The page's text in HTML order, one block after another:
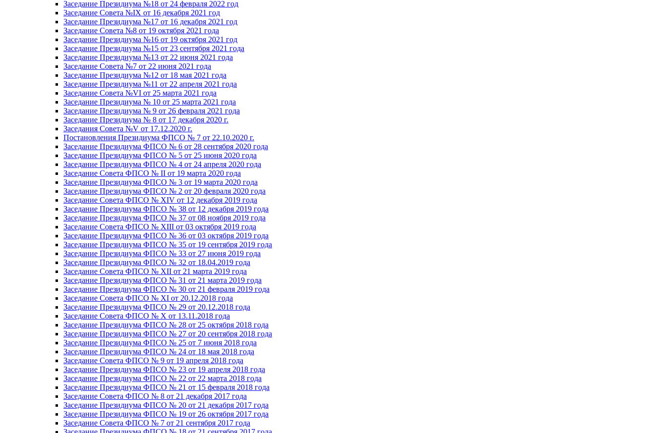
Заседание Президиума №18 от 24 февраля 2022 год
Заседание Совета №IX от 16 декабря 2021 год
Заседание Президиума №17 от 16 декабря 2021 год
Заседание Совета №8 от 19 октября 2021 года
Заседание Президиума №16 от 19 октября 2021 год
Заседание Президиума №15 от 23 сентября 2021 года
Заседание Президиума №13 от 22 июня 2021 года
Заседание Совета №7 от 22 июня 2021 года
Заседание Президиума №12 от 18 мая 2021 года
Заседание Президиума №11 от 22 апреля 2021 года
Заседание Совета №VI от 25 марта 2021 года
Заседание Президиума № 10 от 25 марта 2021 года
Заседание Президиума № 9 от 26 февраля 2021 года
Заседание Президиума № 8 от 17 декабря 2020 г.
Заседания Совета №V от 17.12.2020 г.
Постановления Президиума ФПСО № 7 от 22.10.2020 г.
Заседание Президиума ФПСО № 6 от 28 сентября 2020 года
Заседание Президиума ФПСО № 5 от 25 июня 2020 года
Заседание Президиума ФПСО № 4 от 24 апреля 2020 года
Заседание Совета ФПСО № II от 19 марта 2020 года
Заседание Президиума ФПСО № 3 от 19 марта 2020 года
Заседание Президиума ФПСО № 2 от 20 февраля 2020 года
Заседание Совета ФПСО № XIV от 12 декабря 2019 года
Заседание Президиума ФПСО № 38 от 12 декабря 2019 года
Заседание Президиума ФПСО № 37 от 08 ноября 2019 года
Заседание Совета ФПСО № XIII от 03 октября 2019 года
Заседание Президиума ФПСО № 36 от 03 октября 2019 года
Заседание Президиума ФПСО № 35 от 19 сентября 2019 года
Заседание Президиума ФПСО № 33 от 27 июня 2019 года
Заседание Президиума ФПСО № 32 от 18.04.2019 года
Заседание Совета ФПСО № XII от 21 марта 2019 года
Заседание Президиума ФПСО № 31 от 21 марта 2019 года
Заседание Президиума ФПСО № 30 от 21 февраля 2019 года
Заседание Совета ФПСО № XI от 20.12.2018 года
Заседание Президиума ФПСО № 29 от 20.12.2018 года
Заседание Совета ФПСО № X от 13.11.2018 года
Заседание Президиума ФПСО № 28 от 25 октября 2018 года
Заседание Президиума ФПСО № 27 от 20 сентября 2018 года
Заседание Президиума ФПСО № 25 от 7 июня 2018 года
Заседание Президиума ФПСО № 24 от 18 мая 2018 года
Заседание Совета ФПСО № 9 от 19 апреля 2018 года
Заседание Президиума ФПСО № 23 от 19 апреля 2018 года
Заседание Президиума ФПСО № 22 от 22 марта 2018 года
Заседание Президиума ФПСО № 21 от 15 февраля 2018 года
Заседание Совета ФПСО № 8 от 21 декабря 2017 года
Заседание Президиума ФПСО № 20 от 21 декабря 2017 года
Заседание Президиума ФПСО № 19 от 26 октября 2017 года
Заседание Совета ФПСО № 7 от 21 сентября 2017 года